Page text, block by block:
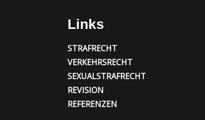
Links
STRAFRECHT
VERKEHRSRECHT
SEXUALSTRAFRECHT
REVISION
REFERENZEN